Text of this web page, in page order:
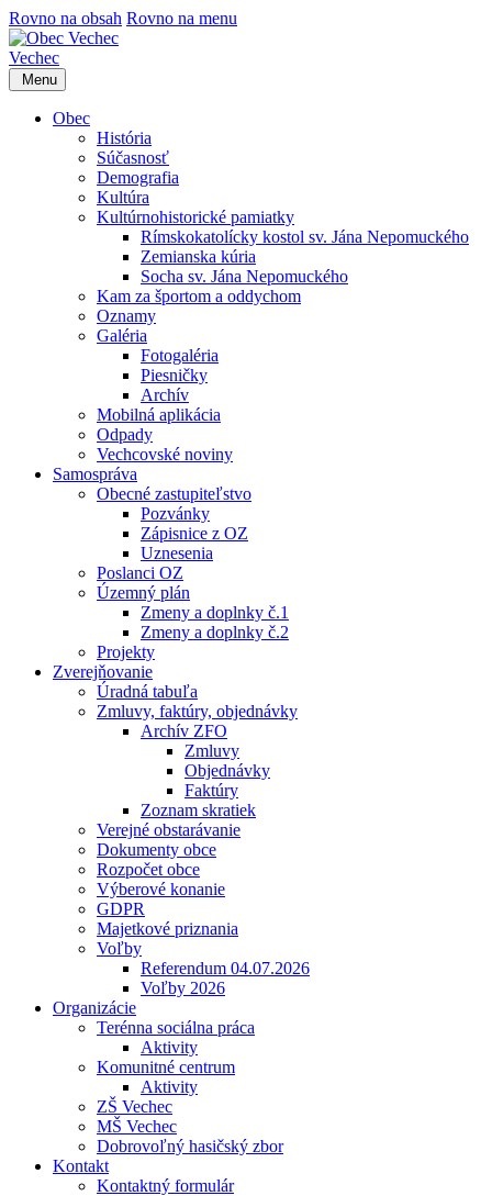
Rovno na obsah Rovno na menu
Vechec
Menu
Obec
História
Súčasnosť
Demografia
Kultúra
Kultúrnohistorické pamiatky
Rímskokatolícky kostol sv. Jána Nepomuckého
Zemianska kúria
Socha sv. Jána Nepomuckého
Kam za športom a oddychom
Oznamy
Galéria
Fotogaléria
Piesničky
Archív
Mobilná aplikácia
Odpady
Vechcovské noviny
Samospráva
Obecné zastupiteľstvo
Pozvánky
Zápisnice z OZ
Uznesenia
Poslanci OZ
Územný plán
Zmeny a doplnky č.1
Zmeny a doplnky č.2
Projekty
Zverejňovanie
Úradná tabuľa
Zmluvy, faktúry, objednávky
Archív ZFO
Zmluvy
Objednávky
Faktúry
Zoznam skratiek
Verejné obstarávanie
Dokumenty obce
Rozpočet obce
Výberové konanie
GDPR
Majetkové priznania
Voľby
Referendum 04.07.2026
Voľby 2026
Organizácie
Terénna sociálna práca
Aktivity
Komunitné centrum
Aktivity
ZŠ Vechec
MŠ Vechec
Dobrovoľný hasičský zbor
Kontakt
Kontaktný formulár